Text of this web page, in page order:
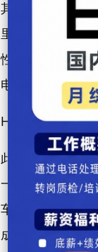
其中，PHEV的
里程从原有的95
性能显著增强。
电车使用，长途
HEV也通过控制
此外，首次搭载
一大亮点。与近
车辆控制和信息
成本。在原材料